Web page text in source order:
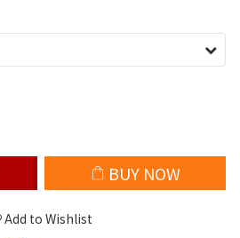
BUY NOW
Add to Wishlist